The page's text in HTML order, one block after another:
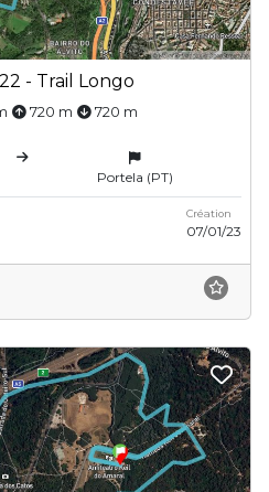
- Trail Longo
720 m 720 m
Portela (PT)
Création
07/01/23